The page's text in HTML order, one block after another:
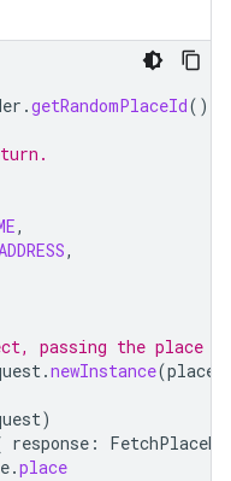
.getRandomPlaceId()
,
,
passing the place
.newInstance(
)
response :
.place